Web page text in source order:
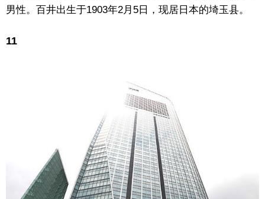
男性。百井出生于1903年2月5日，现居日本的埼玉县。
11